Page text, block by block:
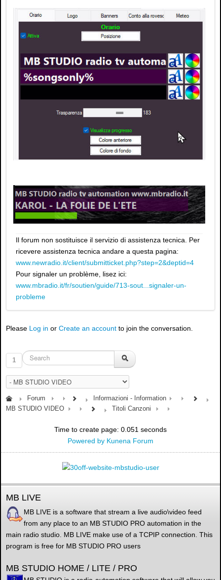
Il forum non sostituisce il servizio di assistenza tecnica. Per
ricevere assistenza tecnica andare a questa pagina:
www.newradio.it/client/submitticket.php?step=2&deptid=4
Pour signaler un problème, lisez ici:
www.mbradio.it/fr/soutien/guide/713-sout...signaler-un-
probleme
Please Log in or Create an account to join the conversation.
1
Forum
Informazioni - Information
MB STUDIO VIDEO
Titoli Canzoni
Time to create page: 0.051 seconds
Powered by Kunena Forum
MB LIVE
MB LIVE is a software that stream a live audio\video feed
from any place to an MB STUDIO PRO automation in the
main radio studio. MB LIVE make use of a TCPIP connection. This
program is free for MB STUDIO PRO users
MB STUDIO HOME / LITE / PRO